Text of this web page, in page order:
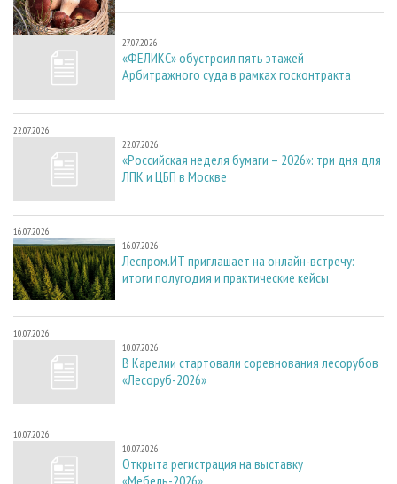
27.07.2026
27.07.2026
«ФЕЛИКС» обустроил пять этажей
Арбитражного суда в рамках госконтракта
22.07.2026
22.07.2026
«Российская неделя бумаги – 2026»: три дня для
ЛПК и ЦБП в Москве
16.07.2026
16.07.2026
Леспром.ИТ приглашает на онлайн-встречу:
итоги полугодия и практические кейсы
10.07.2026
10.07.2026
В Карелии стартовали соревнования лесорубов
«Лесоруб-2026»
10.07.2026
10.07.2026
Открыта регистрация на выставку
«Мебель-2026»